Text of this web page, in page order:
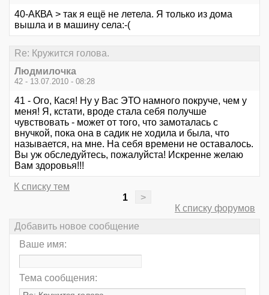
40-АКВА > так я ещё не летела. Я только из дома
вышла и в машину села:-(
Re: Кружится голова.
Людмилочка
42 - 13.07.2010 - 08:28
41 - Ого, Кася! Ну у Вас ЭТО намного покруче, чем у
меня! Я, кстати, вроде стала себя получше
чувствовать - может от того, что замоталась с
внучкой, пока она в садик не ходила и была, что
называется, на мне. На себя времени не оставалось.
Вы уж обследуйтесь, пожалуйста! Искренне желаю
Вам здоровья!!!
К списку тем
1
>
К списку форумов
Добавить новое сообщение
Ваше имя:
Тема сообщения: